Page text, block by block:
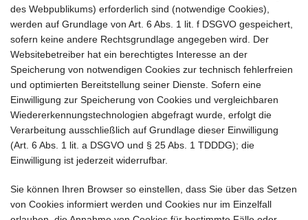
des Webpublikums) erforderlich sind (notwendige Cookies),
werden auf Grundlage von Art. 6 Abs. 1 lit. f DSGVO gespeichert,
sofern keine andere Rechtsgrundlage angegeben wird. Der
Websitebetreiber hat ein berechtigtes Interesse an der
Speicherung von notwendigen Cookies zur technisch fehlerfreien
und optimierten Bereitstellung seiner Dienste. Sofern eine
Einwilligung zur Speicherung von Cookies und vergleichbaren
Wiedererkennungstechnologien abgefragt wurde, erfolgt die
Verarbeitung ausschließlich auf Grundlage dieser Einwilligung
(Art. 6 Abs. 1 lit. a DSGVO und § 25 Abs. 1 TDDDG); die
Einwilligung ist jederzeit widerrufbar.
Sie können Ihren Browser so einstellen, dass Sie über das Setzen
von Cookies informiert werden und Cookies nur im Einzelfall